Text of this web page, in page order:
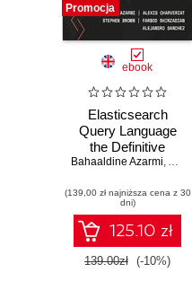
Promocja
ebook
Elasticsearch
Query Language
the Definitive
Guide. A hands-on
ESQL for search,
observability, and
security
Bahaaldine Azarmi,
(139,00 zł najniższa cena z 30
dni)
125.10 zł
139.00zł (-10%)